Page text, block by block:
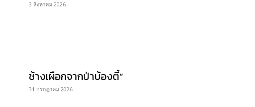
3 สิงหาคม 2026
ช้างเผือกจากป่าบ้องตี้”
31 กรกฎาคม 2026